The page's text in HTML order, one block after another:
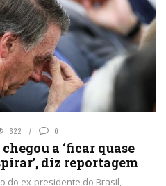
622 0
a ‘ficar quase
diz reportagem
do ex-presidente do Brasil,